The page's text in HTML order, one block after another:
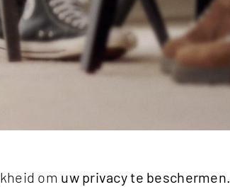
om uw privacy te beschermen.